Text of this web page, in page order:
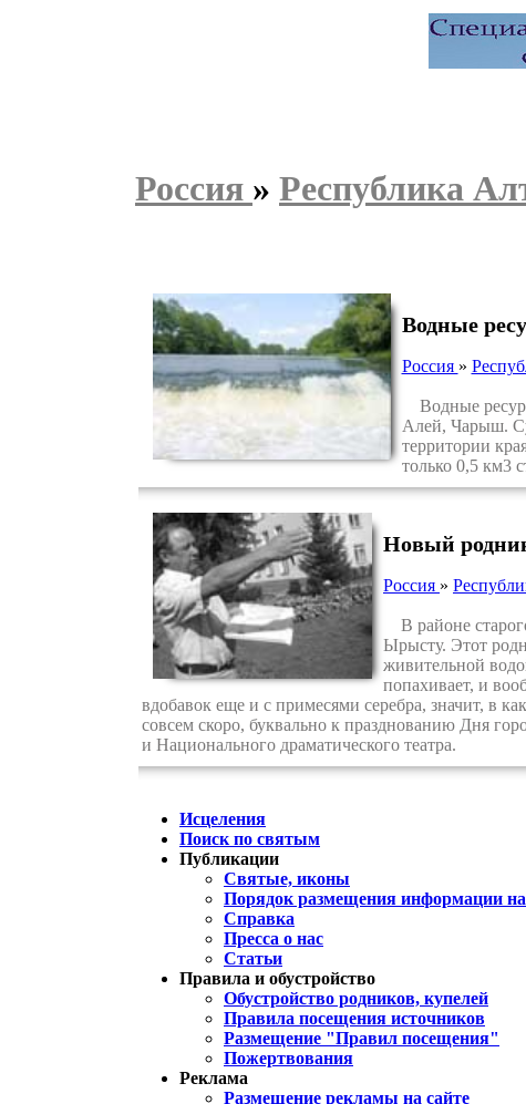
Россия » Республика
Водные
Россия »
Водные
Алей, Чарыш.
территории
только 0,5 км3
Новый
Россия »
В районе
Ырысту. Этот
живительной
попахивает, и
вдобавок еще и с примесями серебра, значит, в
совсем скоро, буквально к празднованию Дня
и Национального драматического театра.
Исцеления
Поиск по святым
Публикации
Святые, иконы
Порядок размещения информации на
Справка
Пресса о нас
Статьи
Правила и обустройство
Обустройство родников, купелей
Правила посещения источников
Размещение "Правил посещения"
Пожертвования
Реклама
Размещение рекламы на сайте